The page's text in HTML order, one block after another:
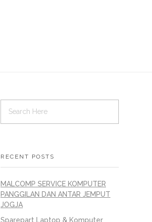
RECENT POSTS
MALCOMP SERVICE KOMPUTER
PANGGILAN DAN ANTAR JEMPUT
JOGJA
Sparepart Laptop & Komputer